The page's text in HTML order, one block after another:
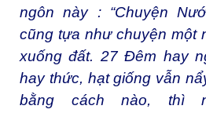
ngôn này : “Chuyện
cũng tựa như chuyện một
xuống đất. 27 Đêm hay
hay thức, hạt giống vẫn
bằng cách nào, thì